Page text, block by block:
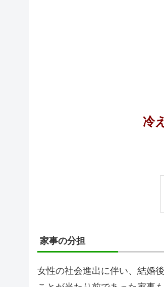
冷
家事の分担
女性の社会進出に伴い、結婚